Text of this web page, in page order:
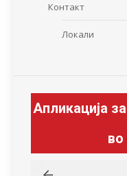
Контакт
Локали
Апликација